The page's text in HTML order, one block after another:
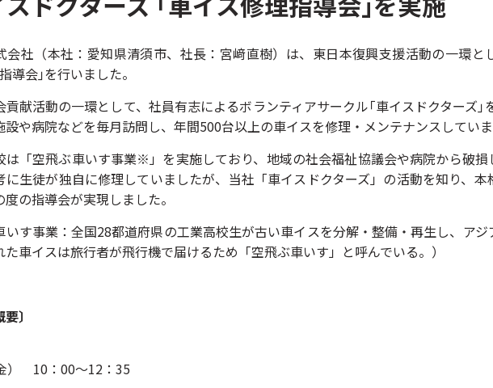
会社（本社：愛知県清須市、社長：宮﨑直樹）は、東日本復興支援活動の一環と
導会｣を行いました。
貢献活動の一環として、社員有志によるボランティアサークル｢車イスドクターズ
設や病院などを毎月訪問し、年間500台以上の車イスを修理・メンテナンスしてい
は「空飛ぶ車いす事業※」を実施しており、地域の社会福祉協議会や病院から破
に生徒が独自に修理していましたが、当社「車イスドクターズ」の活動を知り、
の指導会が実現しました。
いす事業：全国28都道府県の工業高校生が古い車イスを分解・整備・再生し、ア
車イスは旅行者が飛行機で届けるため「空飛ぶ車いす」と呼んでいる。）
〕
） 10：00～12：35